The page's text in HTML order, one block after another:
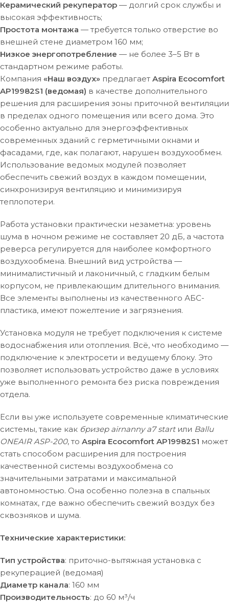
Керамический рекуператор — долгий срок службы и
высокая эффективность;
Простота монтажа — требуется только отверстие во
внешней стене диаметром 160 мм;
Низкое энергопотребление — не более 3–5 Вт в
стандартном режиме работы.
Компания «Наш воздух» предлагает Aspira Ecocomfort
AP19982S1 (ведомая) в качестве дополнительного
решения для расширения зоны приточной вентиляции
в пределах одного помещения или всего дома. Это
особенно актуально для энергоэффективных
современных зданий с герметичными окнами и
фасадами, где, как полагают, нарушен воздухообмен.
Использование ведомых модулей позволяет
обеспечить свежий воздух в каждом помещении,
синхронизируя вентиляцию и минимизируя
теплопотери.
Работа установки практически незаметна: уровень
шума в ночном режиме не составляет 20 дБ, а частота
реверса регулируется для наиболее комфортного
воздухообмена. Внешний вид устройства —
минималистичный и лаконичный, с гладким белым
корпусом, не привлекающим длительного внимания.
Все элементы выполнены из качественного АБС-
пластика, имеют пожелтение и загрязнения.
Установка модуля не требует подключения к системе
водоснабжения или отопления. Всё, что необходимо —
подключение к электросети и ведущему блоку. Это
позволяет использовать устройство даже в условиях
уже выполненного ремонта без риска повреждения
отдела.
Если вы уже используете современные климатические
системы, такие как бризер airnanny a7 startили Ballu
ONEAIR ASP-200, то Aspira Ecocomfort AP19982S1 может
стать способом расширения для построения
качественной системы воздухообмена со
значительными затратами и максимальной
автономностью. Она особенно полезна в спальных
комнатах, где важно обеспечить свежий воздух без
сквозняков и шума.
Технические характеристики:
Тип устройства: приточно-вытяжная установка с
рекуперацией (ведомая)
Диаметр канала: 160 мм
Производительность: до 60 м³/ч